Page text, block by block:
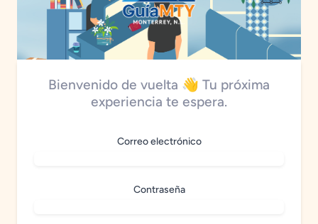
Bienvenido de vuelta 👋 Tu próxima
experiencia te espera.
Correo electrónico
Contraseña